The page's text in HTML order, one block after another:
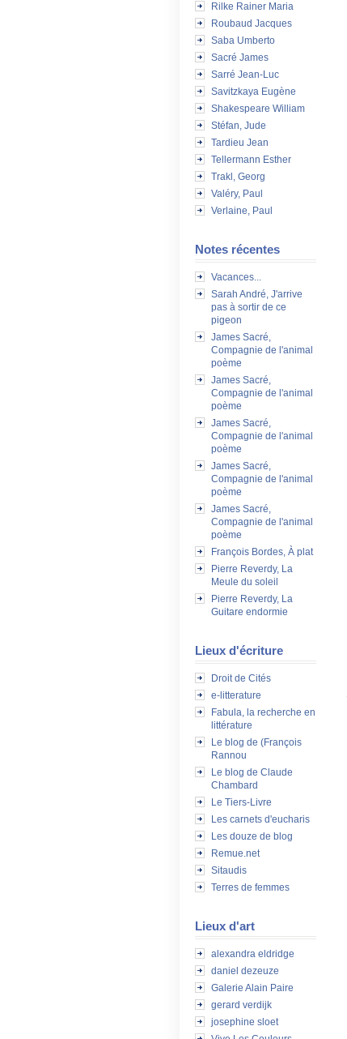
Rilke Rainer Maria
Roubaud Jacques
Saba Umberto
Sacré James
Sarré Jean-Luc
Savitzkaya Eugène
Shakespeare William
Stéfan, Jude
Tardieu Jean
Tellermann Esther
Trakl, Georg
Valéry, Paul
Verlaine, Paul
Notes récentes
Vacances...
Sarah André, J'arrive
pas à sortir de ce
pigeon
James Sacré,
Compagnie de l'animal
poème
James Sacré,
Compagnie de l'animal
poème
James Sacré,
Compagnie de l'animal
poème
James Sacré,
Compagnie de l'animal
poème
James Sacré,
Compagnie de l'animal
poème
François Bordes, À plat
Pierre Reverdy, La
Meule du soleil
Pierre Reverdy, La
Guitare endormie
Lieux d'écriture
Droit de Cités
e-litterature
Fabula, la recherche en
littérature
Le blog de (François
Rannou
Le blog de Claude
Chambard
Le Tiers-Livre
Les carnets d'eucharis
Les douze de blog
Remue.net
Sitaudis
Terres de femmes
Lieux d'art
alexandra eldridge
daniel dezeuze
Galerie Alain Paire
gerard verdijk
josephine sloet